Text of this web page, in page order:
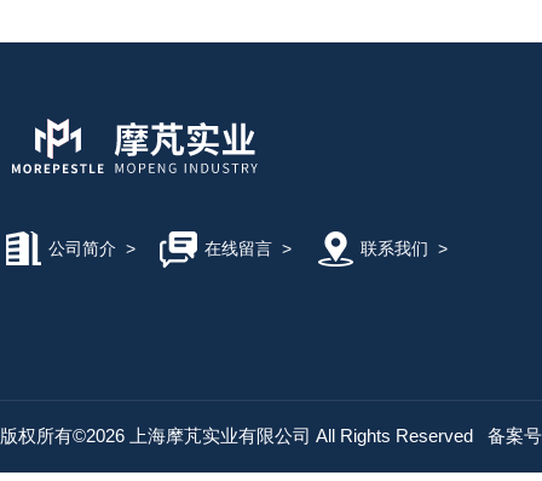
公司简介 > 在线留言> 联系我们 >
版权所有©2026 上海摩芃实业有限公司 All Rights Reserved 备案